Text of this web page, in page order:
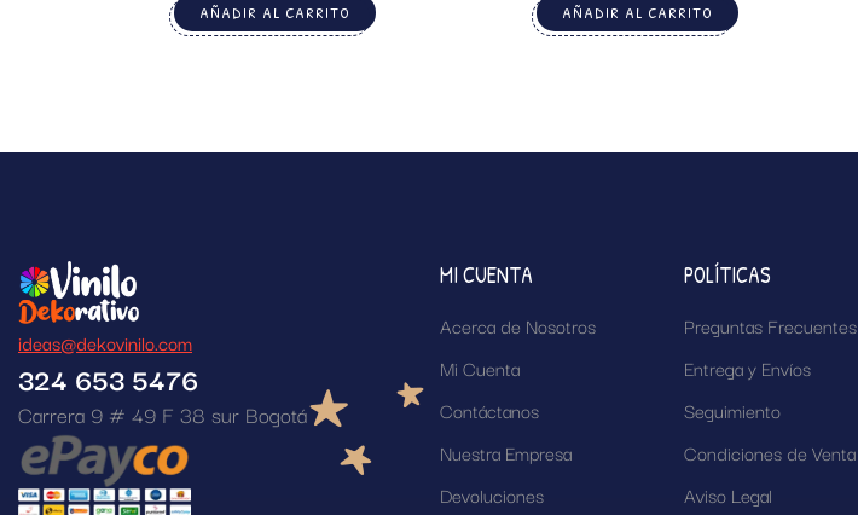
AÑADIR AL CARRITO AÑADIR AL CARRITO
ideas@dekovinilo.com
324 653 5476
Carrera 9 # 49 F 38 sur Bogotá
MI CUENTA
Acerca de Nosotros
Mi Cuenta
Contáctanos
Nuestra Empresa
Devoluciones
POLÍTICAS
Preguntas Frecuentes
Entrega y Envíos
Seguimiento
Condiciones de Venta
Aviso Legal